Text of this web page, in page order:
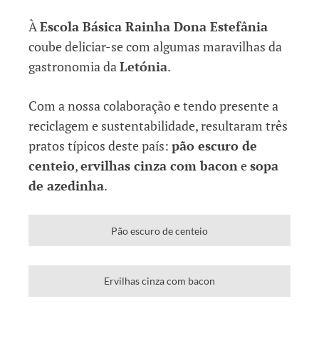
ÀEscola Básica Rainha Dona Estefânia
coube deliciar-se com algumas maravilhas da
gastronomia daLetónia.
Com a nossa colaboração e tendo presente a
reciclagem e sustentabilidade, resultaram três
pratos típicos deste país: pão escuro de
centeio,ervilhas cinza com baconesopa
de azedinha.
Pão escuro de centeio
Ervilhas cinza com bacon